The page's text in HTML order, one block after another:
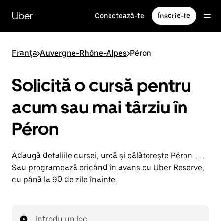
direct
conținutul
principal
Uber Conectează-te Înscrie-te
Franța>Auvergne-Rhône-Alpes>Péron
Solicită o cursă pentru
acum sau mai târziu în
Péron
Adaugă detaliile cursei, urcă și călătorește Péron. . . .
Sau programează oricând în avans cu Uber Reserve,
cu până la 90 de zile înainte.
Introdu un loc